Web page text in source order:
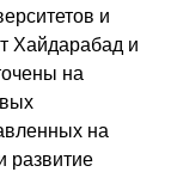
и
Хайдарабад и
на
на
развитие